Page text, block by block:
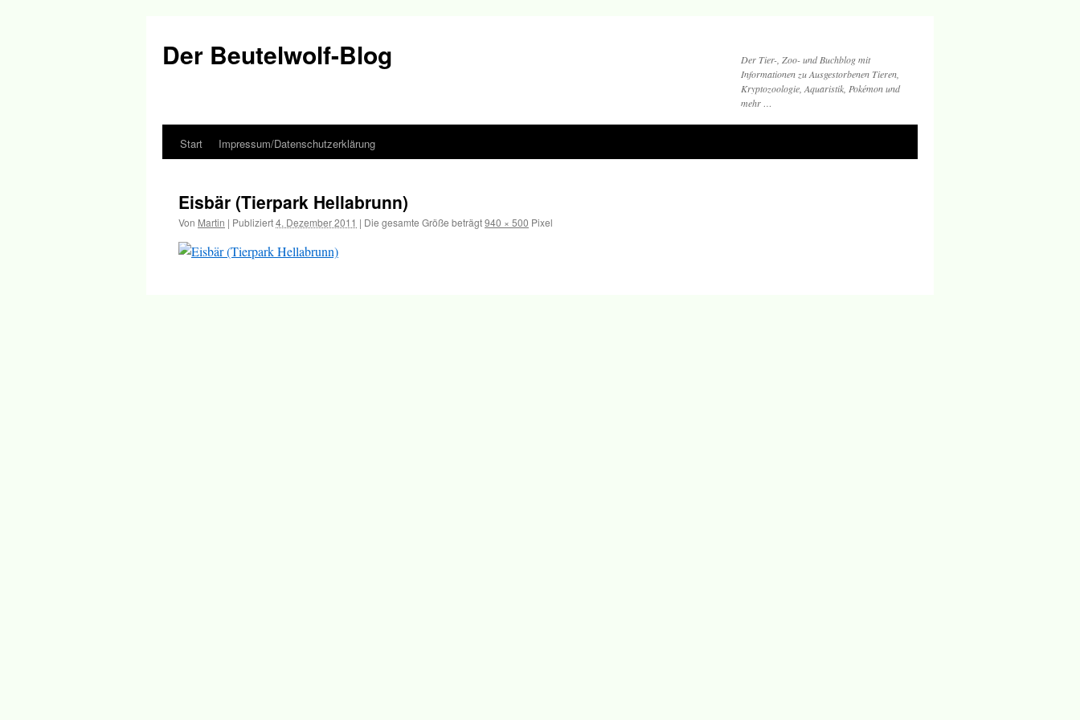
Der Beutelwolf-Blog
Der Tier-, Zoo- und Buchblog mit
Informationen zu Ausgestorbenen Tieren,
Kryptozoologie, Aquaristik, Pokémon und
mehr …
Springe
Inhalt
Start Impressum/Datenschutzerklärung
Eisbär (Tierpark Hellabrunn)
Von Martin | Publiziert4. Dezember 2011 | Die gesamte Größe beträgt940 × 500 Pixel